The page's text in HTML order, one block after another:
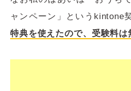
ャンペーン」というkintone
特典を使えたので、受験料は